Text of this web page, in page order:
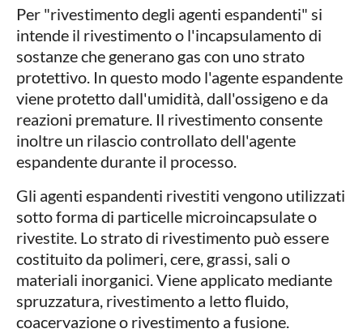
Per "rivestimento degli agenti espandenti" si
intende il rivestimento o l'incapsulamento di
sostanze che generano gas con uno strato
protettivo. In questo modo l'agente espandente
viene protetto dall'umidità, dall'ossigeno e da
reazioni premature. Il rivestimento consente
inoltre un rilascio controllato dell'agente
espandente durante il processo.
Gli agenti espandenti rivestiti vengono utilizzati
sotto forma di particelle microincapsulate o
rivestite. Lo strato di rivestimento può essere
costituito da polimeri, cere, grassi, sali o
materiali inorganici. Viene applicato mediante
spruzzatura, rivestimento a letto fluido,
coacervazione o rivestimento a fusione.